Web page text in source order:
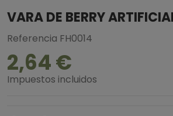
VARA DE BERRY
Referencia FH0014
2,64 €
Impuestos incluidos